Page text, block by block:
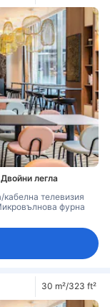
легла
кабелна телевизия
фурна
30 m²/323 ft²